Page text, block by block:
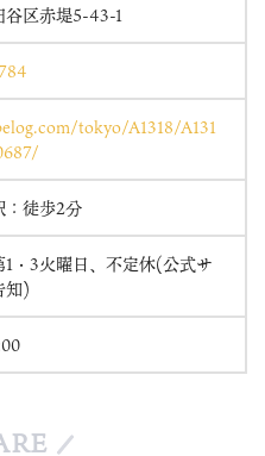
谷区赤堤5-43-1
tokyo/A1318/A131
：徒歩2分
・3火曜日、不定休(公式サ
知)